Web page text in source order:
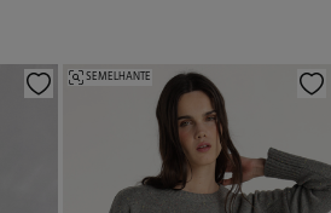
SEMELHANTE